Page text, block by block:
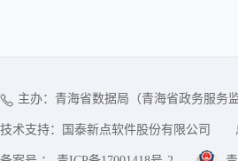
主办：青海省数据局（青海省政务服务
技术支持：国泰新点软件股份有限公司